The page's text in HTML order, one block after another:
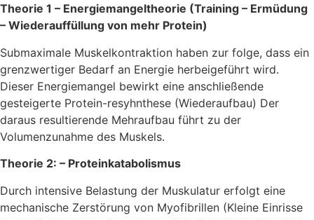
Theorie 1 – Energiemangeltheorie (Training – Ermüdung
– Wiederauffüllung von mehr Protein)
Submaximale Muskelkontraktion haben zur folge, dass ein
grenzwertiger Bedarf an Energie herbeigeführt wird.
Dieser Energiemangel bewirkt eine anschließende
gesteigerte Protein-resyhnthese (Wiederaufbau) Der
daraus resultierende Mehraufbau führt zu der
Volumenzunahme des Muskels.
Theorie 2: – Proteinkatabolismus
Durch intensive Belastung der Muskulatur erfolgt eine
mechanische Zerstörung von Myofibrillen (Kleine Einrisse